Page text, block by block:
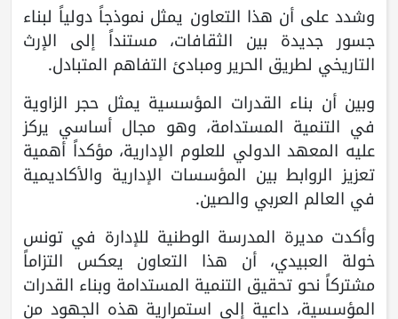
وشدد على أن هذا التعاون يمثل نموذجاً دولياً لبناء
جسور جديدة بين الثقافات، مستنداً إلى الإرث
التاريخي لطريق الحرير ومبادئ التفاهم المتبادل.
وبين أن بناء القدرات المؤسسية يمثل حجر الزاوية
في التنمية المستدامة، وهو مجال أساسي يركز
عليه المعهد الدولي للعلوم الإدارية، مؤكداً أهمية
تعزيز الروابط بين المؤسسات الإدارية والأكاديمية
في العالم العربي والصين.
وأكدت مديرة المدرسة الوطنية للإدارة في تونس
خولة العبيدي، أن هذا التعاون يعكس التزاماً
مشتركاً نحو تحقيق التنمية المستدامة وبناء القدرات
المؤسسية، داعية إلى استمرارية هذه الجهود من